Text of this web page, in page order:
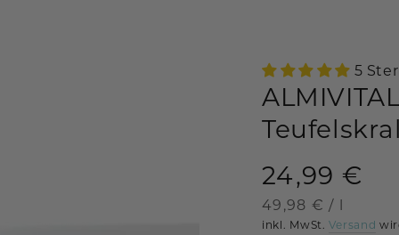
5
Regulärer
Preis
24,99 €
Stückpreis
49,98 € / pro
l
inkl. MwSt.Versand